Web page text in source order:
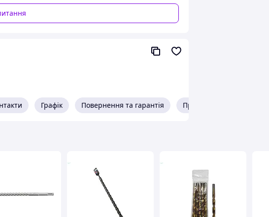
Графік Повернення та гарантія Про продавця